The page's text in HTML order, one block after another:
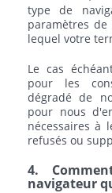
type de
paramètres
lequel votre
Le cas
pour les
dégradé de
pour nous
nécessaires à
refusés ou
4.
navigateur